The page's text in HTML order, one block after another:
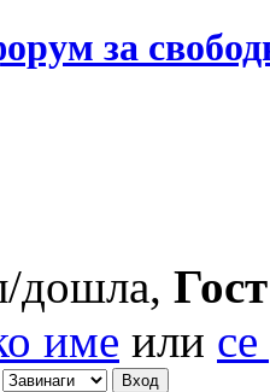
за
дошла, Гост
име или